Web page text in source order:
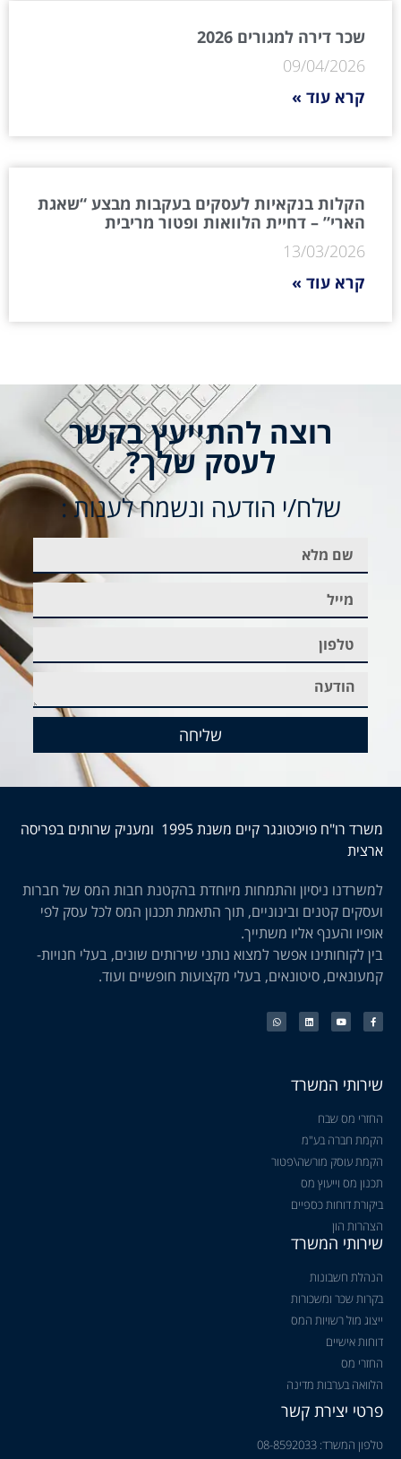
שכר דירה למגורים 2026
09/04/2026
קרא עוד »
הקלות בנקאיות לעסקים בעקבות מבצע “שאגת
הארי” – דחיית הלוואות ופטור מריבית
13/03/2026
קרא עוד »
רוצה להתייעץ בקשר
לעסק שלך?
שלח/י הודעה ונשמח לענות :
שליחה
משרד רו"ח פויכטונגר קיים משנת 1995 ומעניק שרותים בפריסה
ארצית
למשרדנו ניסיון והתמחות מיוחדת בהקטנת חבות המס של חברות
ועסקים קטנים ובינוניים, תוך התאמת תכנון המס לכל עסק לפי
אופיו והענף אליו משתייך.
בין לקוחותינו אפשר למצוא נותני שירותים שונים, בעלי חנויות-
קמעונאים, סיטונאים, בעלי מקצועות חופשיים ועוד.
שירותי המשרד
החזרי מס שבח
הקמת חברה בע"מ
הקמת עוסק מורשה\פטור
תכנון מס וייעוץ מס
ביקורת דוחות כספיים
הצהרות הון
שירותי המשרד
הנהלת חשבונות
בקרות שכר ומשכורות
ייצוג מול רשויות המס
דוחות אישיים
החזרי מס
הלוואה בערבות מדינה
פרטי יצירת קשר
טלפון המשרד: 08-8592033